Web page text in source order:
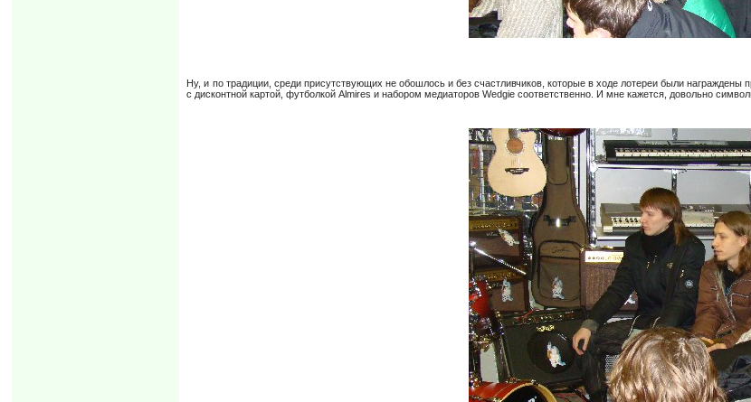
Ну, и по традиции, среди присутствующих не обошлось и без счастливчиков, которые в ходе лотереи были
с дисконтной картой, футболкой Almires и набором медиаторов Wedgie соответственно. И мне кажется, довольно